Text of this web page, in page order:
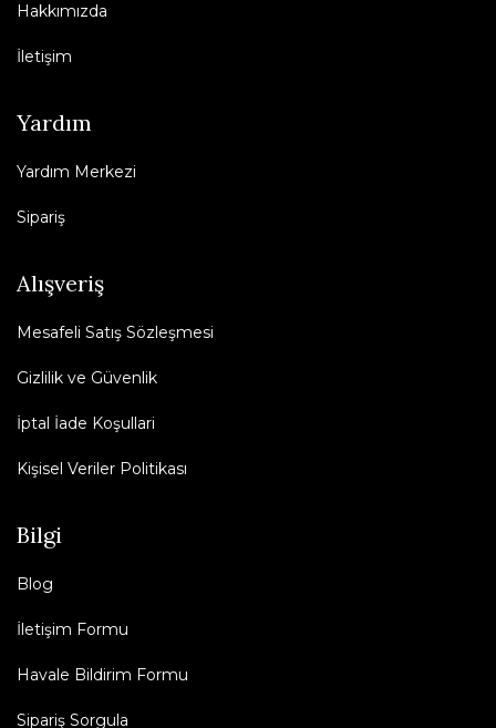
Hakkımızda
İletişim
Yardım
Yardım Merkezi
Sipariş
Alışveriş
Mesafeli Satış Sözleşmesi
Gizlilik ve Güvenlik
İptal İade Koşullari
Kişisel Veriler Politikası
Bilgi
Blog
İletişim Formu
Havale Bildirim Formu
Sipariş Sorgula